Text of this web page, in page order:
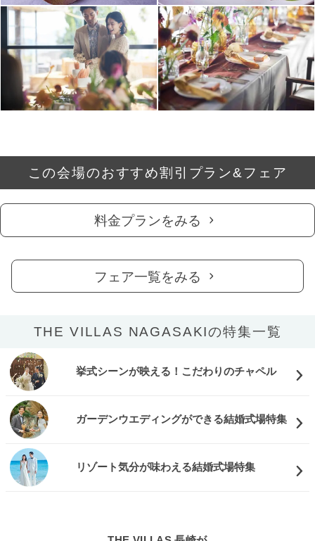
この会場のおすすめ割引プラン&フェア
料金プランをみる
フェア一覧をみる
THE VILLAS NAGASAKIの特集一覧
挙式シーンが映える！こだわりのチャペル
ガーデンウエディングができる結婚式場特集
リゾート気分が味わえる結婚式場特集